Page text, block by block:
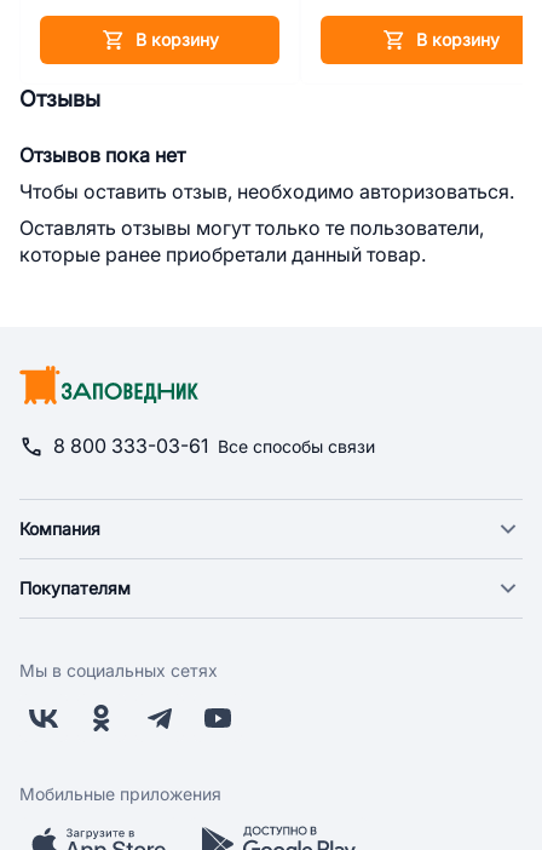
В корзину В корзину
Отзывы
Отзывов пока нет
Чтобы оставить отзыв, необходимо авторизоваться.
Оставлять отзывы могут только те пользователи,
которые ранее приобретали данный товар.
8 800 333-03-61 Все способы связи
Компания
Новости
Поставщикам
Заводчикам
Обратная связь
Покупателям
Оплата
Бонусная программа
Скидки и акции
Мы в социальных сетях
Мобильные приложения